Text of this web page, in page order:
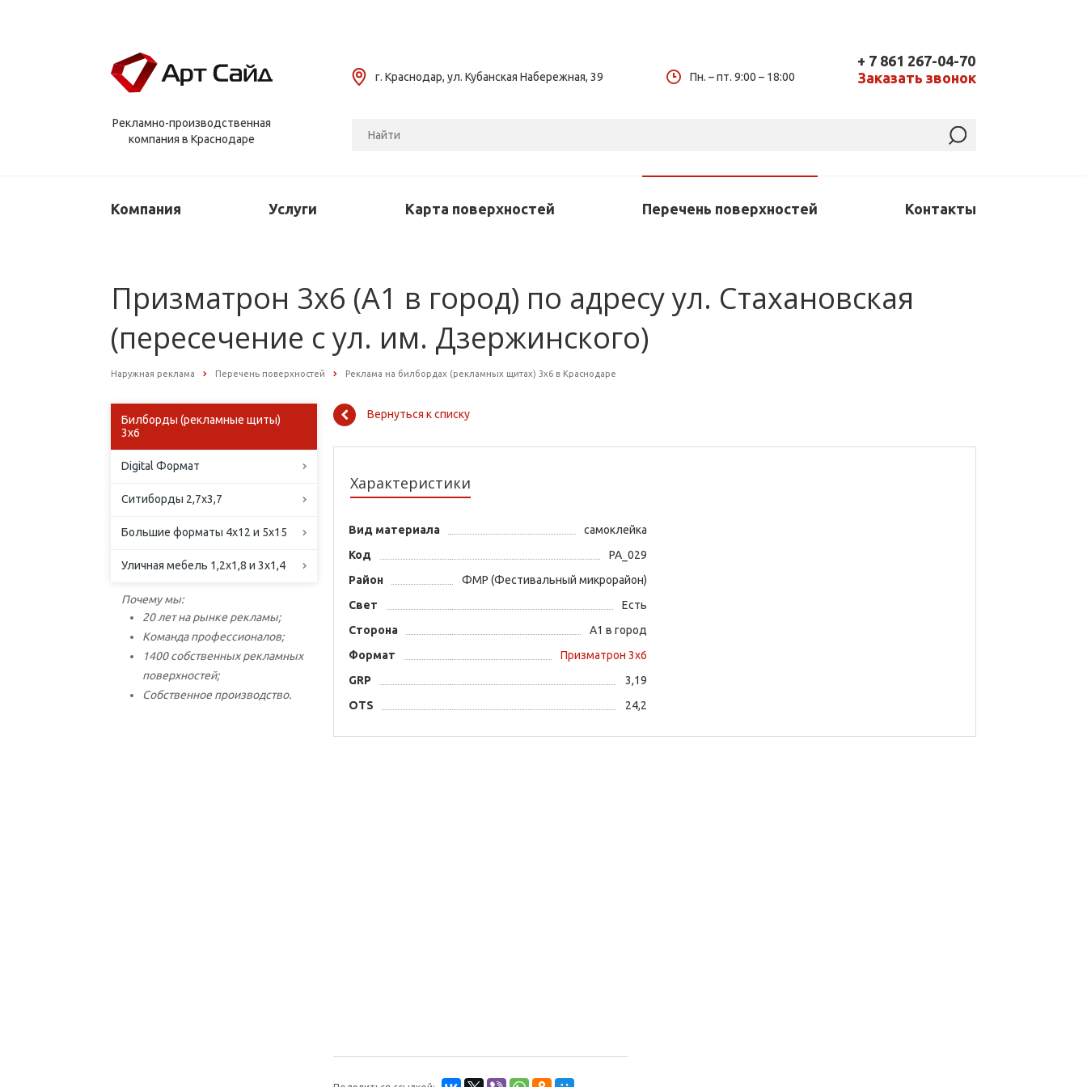
Рекламно-производственная
компания в Краснодаре
г. Краснодар, ул. Кубанская Набережная, 39 Пн. – пт. 9:00 – 18:00
+ 7 861 267-04-70
Заказать звонок
Компания Услуги Карта поверхностей Перечень поверхностей Контакты
Призматрон 3х6 (А1 в город) по адресу ул. Стахановская
(пересечение с ул. им. Дзержинского)
Наружная реклама Перечень поверхностей Реклама на билбордах (рекламных щитах) 3х6 в Краснодаре
Билборды (рекламные щиты)
3х6
Digital Формат
Ситиборды 2,7х3,7
Большие форматы 4х12 и 5х15
Уличная мебель 1,2х1,8 и 3х1,4
Почему мы:
20 лет на рынке рекламы;
Команда профессионалов;
1400 собственных рекламных
поверхностей;
Собственное производство.
Вернуться к списку
Характеристики
Вид материала
самоклейка
Код
PA_029
Район
ФМР (Фестивальный микрорайон)
Свет
Есть
Сторона
А1 в город
Формат
Призматрон 3х6
GRP
3,19
OTS
24,2